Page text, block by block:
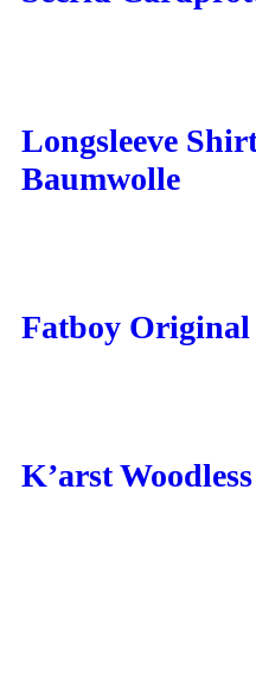
Longsleeve
Baumwolle
Fatboy Original
K’arst